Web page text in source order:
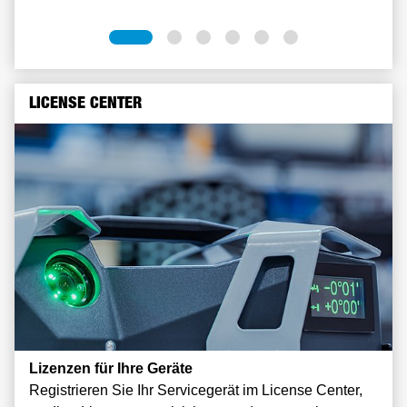
LICENSE CENTER
Lizenzen für Ihre Geräte
Registrieren Sie Ihr Servicegerät im License Center,